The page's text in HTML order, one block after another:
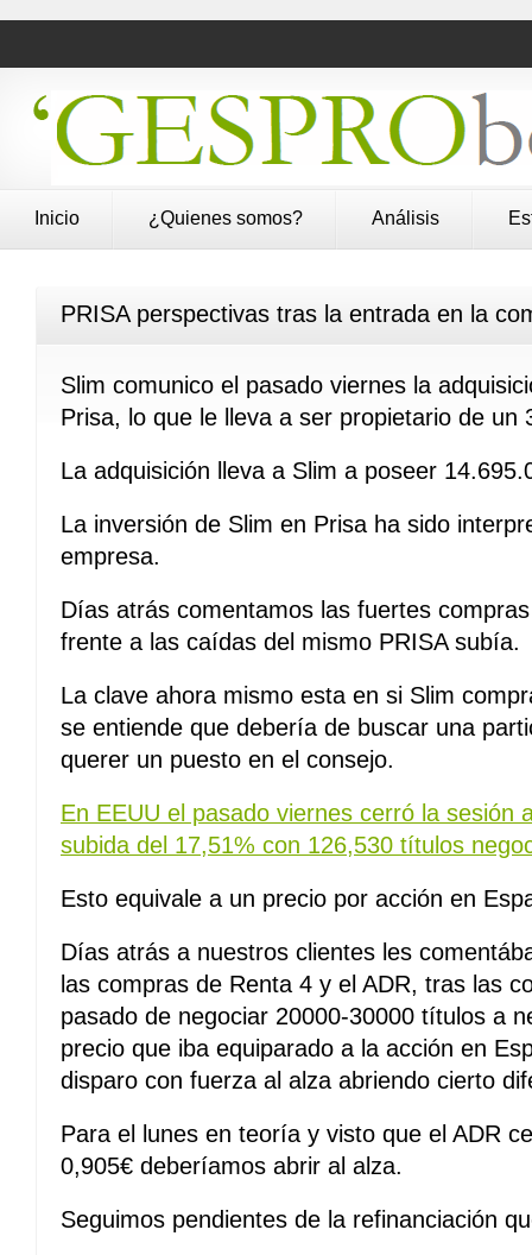
Inicio ¿Quienes somos? Análisis
PRISA perspectivas tras la entrada en la
Slim comunico el pasado viernes la
Prisa, lo que le lleva a ser propietario de un
La adquisición lleva a Slim a poseer
La inversión de Slim en Prisa ha sido
empresa.
Días atrás comentamos las fuertes
frente a las caídas del mismo PRISA subía.
La clave ahora mismo esta en si Slim
se entiende que debería de buscar una
querer un puesto en el consejo.
En EEUU el pasado viernes cerró la sesión
subida del 17,51% con 126,530 títulos
Esto equivale a un precio por acción en
Días atrás a nuestros clientes les
las compras de Renta 4 y el ADR, tras las
pasado de negociar 20000-30000 títulos a
precio que iba equiparado a la acción en
disparo con fuerza al alza abriendo cierto
Para el lunes en teoría y visto que el ADR
0,905€ deberíamos abrir al alza.
Seguimos pendientes de la refinanciación